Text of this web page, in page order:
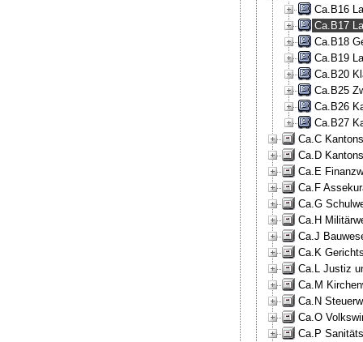
Ca.B16
Ca.B17
Ca.B18
Ca.B19
Ca.B20
Ca.B25
Ca.B26
Ca.B27
Ca.C
Ca.D
Ca.E
Ca.F
Ca.G
Ca.H
Ca.J
Ca.K
Ca.L Justiz
Ca.M
Ca.N
Ca.O
Ca.P